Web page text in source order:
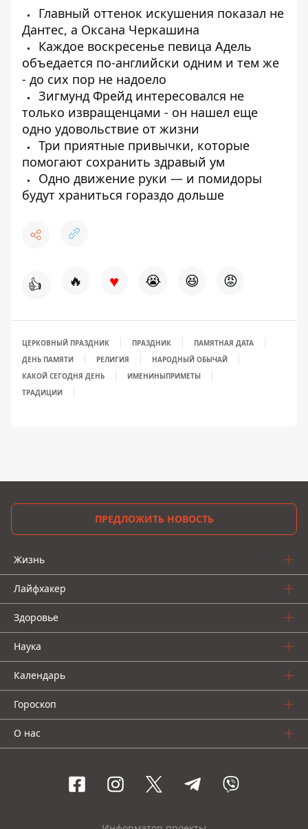
Главный оттенок искушения показал не
Дантес, а Оксана Черкашина
Каждое воскресенье певица Адель
объедается по-английски одним и тем же
- до сих пор не надоело
Зигмунд Фрейд интересовался не
только извращенцами - он нашел еще
одно удовольствие от жизни
Три приятные привычки, которые
помогают сохранить здравый ум
Одно движение руки — и помидоры
будут храниться гораздо дольше
👍 🔥 ♥ 😭 😆 😡
ЦЕРКОВНЫЙ ПРАЗДНИК ПРАЗДНИК
ПАМЯТНАЯ ДАТА
ДЕНЬ ПАМЯТИ
РЕЛИГИЯ
НАРОДНЫЙ ОБЫЧАЙ
КАКОЙ СЕГОДНЯ ДЕНЬ
ИМЕНИНЫПРИМЕТЫ
ТРАДИЦИИ
ПРЕДЛОЖИТЬ НОВОСТЬ
Жизнь
Лайфхакер
Здоровье
Наука
Календарь
Гороскоп
О нас